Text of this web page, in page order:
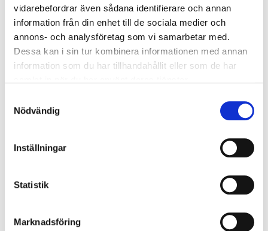
vidarebefordrar även sådana identifierare och annan
information från din enhet till de sociala medier och
annons- och analysföretag som vi samarbetar med.
Dessa kan i sin tur kombinera informationen med annan
information som du har tillhandahållit eller som de har
Nödvändig
Inställningar
Statistik
Marknadsföring
Vinga Nordic AB expanderar i södra Sverige
Vinga Nordic AB stärker sin verksamhet genom förvärv av Tocon
Markprojektering AB
2026-02-09
Arbona förvärvar Boier Bilverktyg genom sitt dotterbolag Tranova
GCG Dealmakers Report 2026
Globala transaktioner i fokus - GCG Dealmakers Report 2026
Olsonic AB får en ny ägarstruktur med Anders Åberg och Fredrik